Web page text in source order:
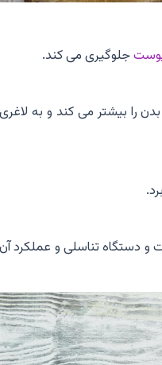
جلوگیری می کند.
را بیشتر می کند و به لاغری
و دستگاه تناسلی و عملکرد آن